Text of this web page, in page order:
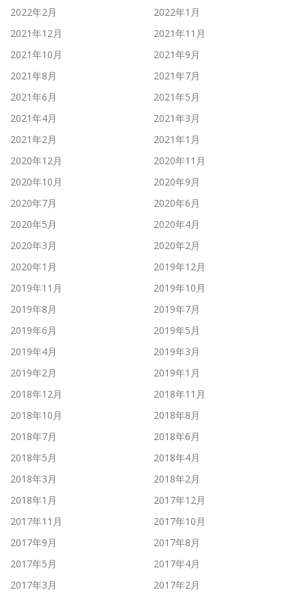
2022年2月
2022年1月
2021年12月
2021年11月
2021年10月
2021年9月
2021年8月
2021年7月
2021年6月
2021年5月
2021年4月
2021年3月
2021年2月
2021年1月
2020年12月
2020年11月
2020年10月
2020年9月
2020年7月
2020年6月
2020年5月
2020年4月
2020年3月
2020年2月
2020年1月
2019年12月
2019年11月
2019年10月
2019年8月
2019年7月
2019年6月
2019年5月
2019年4月
2019年3月
2019年2月
2019年1月
2018年12月
2018年11月
2018年10月
2018年8月
2018年7月
2018年6月
2018年5月
2018年4月
2018年3月
2018年2月
2018年1月
2017年12月
2017年11月
2017年10月
2017年9月
2017年8月
2017年5月
2017年4月
2017年3月
2017年2月